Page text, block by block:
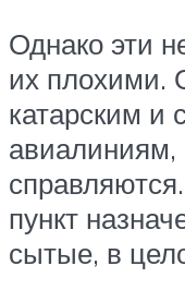
Однако эти
их плохими.
катарским и
авиалиниям,
пункт
сытые, в